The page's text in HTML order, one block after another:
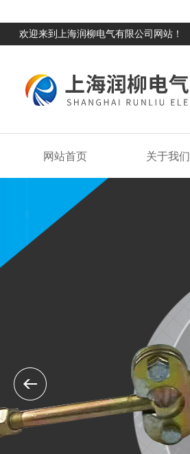
欢迎来到上海润柳电气有限公司网站！
网站首页 关于我们